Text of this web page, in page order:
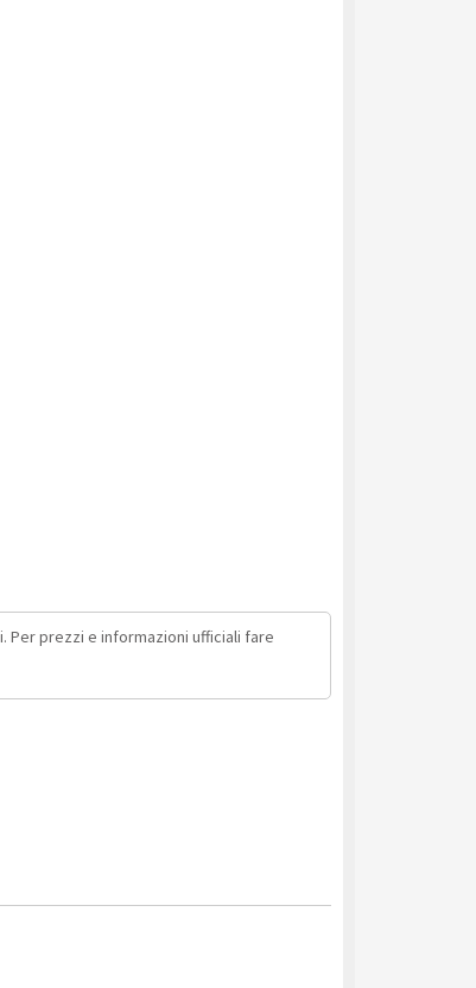
prezzi e informazioni ufficiali fare